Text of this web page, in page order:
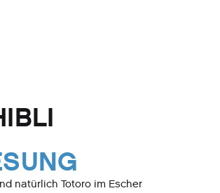
natürlich Totoro im Escher